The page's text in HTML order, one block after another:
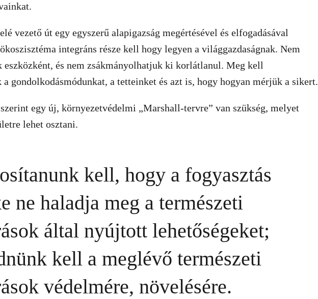
vezető út egy egyszerű alapigazság megértésével és elfogadásával
integráns része kell hogy legyen a világgazdaságnak. Nem
eszközként, és nem zsákmányolhatjuk ki korlátlanul. Meg kell
gondolkodásmódunkat, a tetteinket és azt is, hogy hogyan mérjük a sikert.
egy új, környezetvédelmi „Marshall-tervre” van szükség, melyet
lehet osztani.
kell, hogy a fogyasztás
ne haladja meg a természeti
által nyújtott lehetőségeket;
kell a meglévő természeti
védelmére, növelésére.